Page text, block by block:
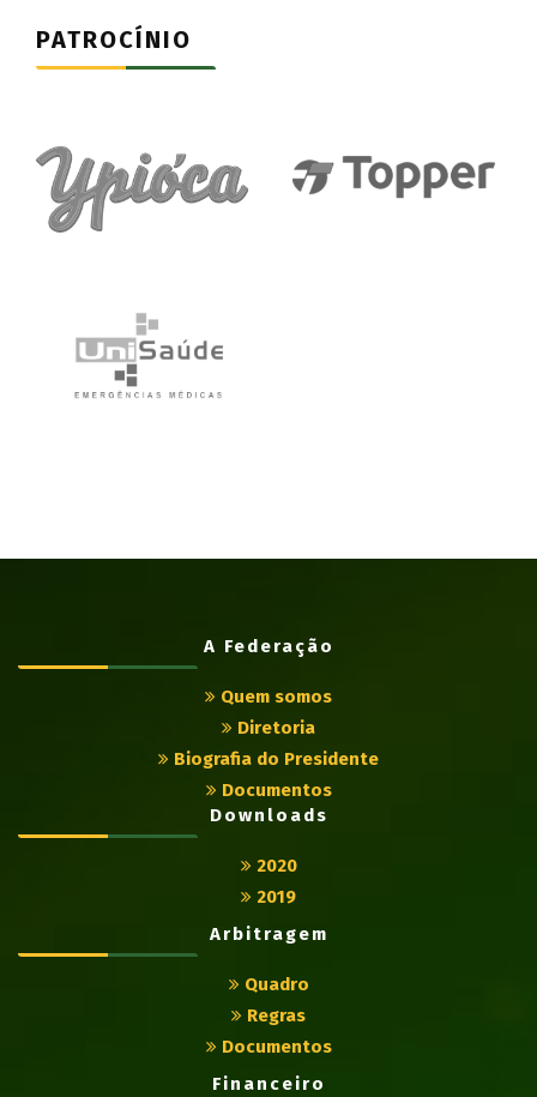
PATROCÍNIO
A Federação
Quem somos
Diretoria
Biografia do Presidente
Documentos
Downloads
2020
2019
Arbitragem
Quadro
Regras
Documentos
Financeiro